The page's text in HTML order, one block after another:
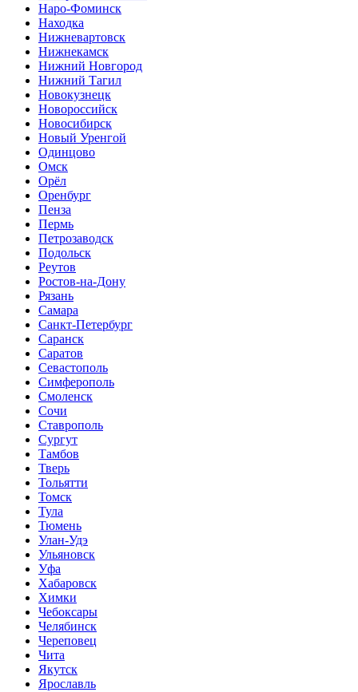
Наро-Фоминск
Находка
Нижневартовск
Нижнекамск
Нижний Новгород
Нижний Тагил
Новокузнецк
Новороссийск
Новосибирск
Новый Уренгой
Одинцово
Омск
Орёл
Оренбург
Пенза
Пермь
Петрозаводск
Подольск
Реутов
Ростов-на-Дону
Рязань
Самара
Санкт-Петербург
Саранск
Саратов
Севастополь
Симферополь
Смоленск
Сочи
Ставрополь
Сургут
Тамбов
Тверь
Тольятти
Томск
Тула
Тюмень
Улан-Удэ
Ульяновск
Уфа
Хабаровск
Химки
Чебоксары
Челябинск
Череповец
Чита
Якутск
Ярославль